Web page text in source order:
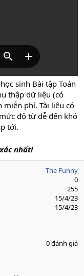
sinh Bài tập Toán
thập dữ liệu (có
phí. Tài liệu có
độ từ dễ đến khó
tới.
nhất!
The Funny
0
255
15/4/23
15/4/23
0 đánh giá